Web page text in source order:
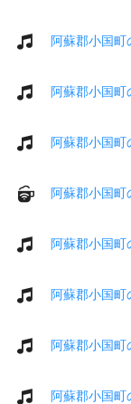
阿蘇郡小国町
阿蘇郡小国町
阿蘇郡小国町
阿蘇郡小国町
阿蘇郡小国町
阿蘇郡小国町
阿蘇郡小国町
阿蘇郡小国町